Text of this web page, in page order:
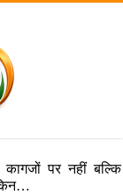
पर नहीं बल्कि